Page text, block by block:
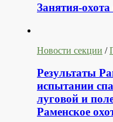
Занятия-
Новости секции /
Результаты
испытании
луговой и
Раменское